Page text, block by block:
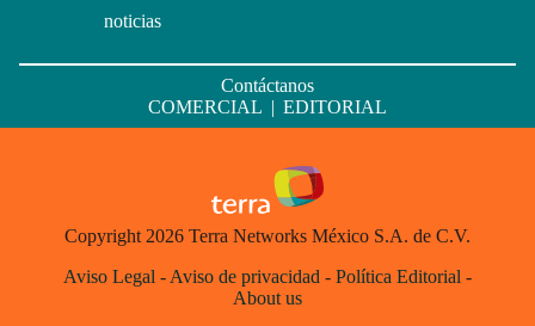
noticias
Contáctanos
COMERCIAL | EDITORIAL
Copyright 2026 Terra Networks México S.A. de C.V.
Aviso Legal - Aviso de privacidad - Política Editorial -
About us